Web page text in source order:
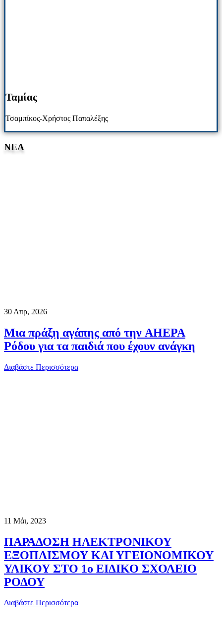
Ταμίας
Τσαμπίκος-Χρήστος Παπαλέξης
NΕΑ
30 Απρ, 2026
Μια πράξη αγάπης από την AHEPA
Ρόδου για τα παιδιά που έχουν ανάγκη
Διαβάστε Περισσότερα
11 Μάι, 2023
ΠΑΡΑΔΟΣΗ ΗΛΕΚΤΡΟΝΙΚΟΥ
ΕΞΟΠΛΙΣΜΟΥ ΚΑΙ ΥΓΕΙΟΝΟΜΙΚΟΥ
ΥΛΙΚΟΥ ΣΤΟ 1ο ΕΙΔΙΚΟ ΣΧΟΛΕΙΟ
ΡΟΔΟΥ
Διαβάστε Περισσότερα